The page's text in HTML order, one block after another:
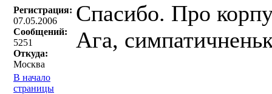
Регистрация:
07.05.2006
Сообщений:
5251
Откуда:
Москва
Спасибо. Про
Ага,
В начало
страницы